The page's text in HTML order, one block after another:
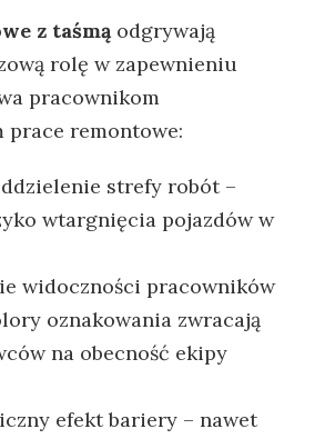
z taśmąodgrywają
rolę w zapewnieniu
pracownikom
prace remontowe:
strefy robót –
wtargnięcia pojazdów w
widoczności pracowników
oznakowania zwracają
na obecność ekipy
efekt bariery – nawet